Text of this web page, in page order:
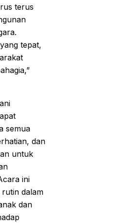
terus
tepat,
semua
dan
untuk
ini
rutin dalam
dan